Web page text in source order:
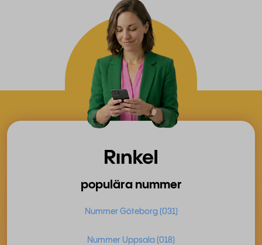
populära nummer
Nummer Göteborg (031)
Nummer Uppsala (018)